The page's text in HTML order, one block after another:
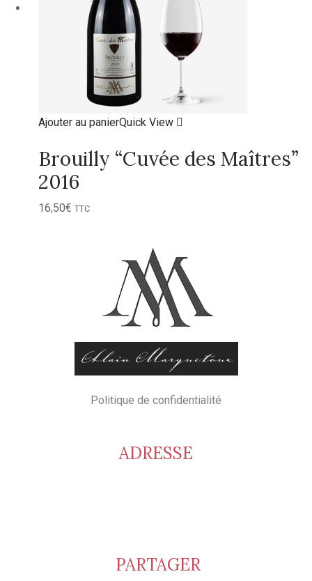
Ajouter au panierQuick View
Brouilly “Cuvée des Maîtres”
2016
16,50€ TTC
Politique de confidentialité
ADRESSE
PARTAGER